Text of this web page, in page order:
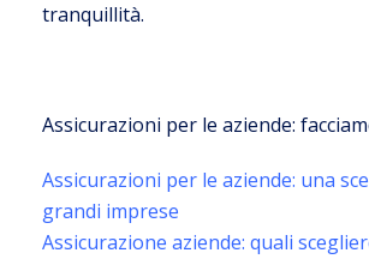
tranquillità.
Assicurazioni per le aziende:
Assicurazioni per le aziende: una
grandi imprese
Assicurazione aziende: quali